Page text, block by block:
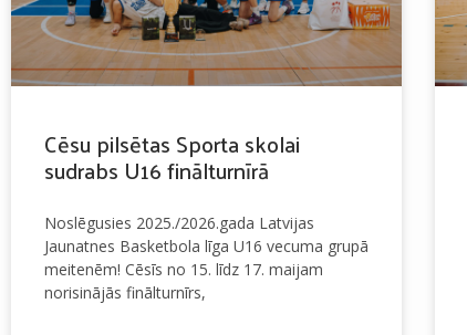
Cēsu pilsētas Sporta skolai
sudrabs U16 finālturnīrā
Noslēgusies 2025./2026.gada Latvijas
Jaunatnes Basketbola līga U16 vecuma grupā
meitenēm! Cēsīs no 15. līdz 17. maijam
norisinājās finālturnīrs,